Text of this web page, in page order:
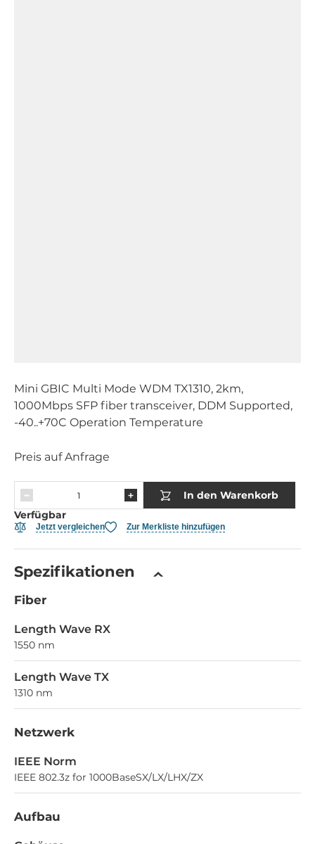
Mini GBIC Multi Mode WDM TX1310, 2km,
1000Mbps SFP fiber transceiver, DDM Supported,
-40..+70C Operation Temperature
Preis auf Anfrage
In den Warenkorb
Verfügbar
Jetzt vergleichen Zur Merkliste hinzufügen
Spezifikationen
Fiber
Length Wave RX
1550 nm
Length Wave TX
1310 nm
Netzwerk
IEEE Norm
IEEE 802.3z for 1000BaseSX/LX/LHX/ZX
Aufbau